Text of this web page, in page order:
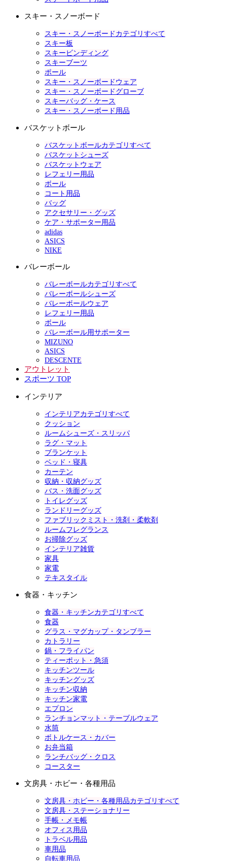
スキー・スノーボード
スキー・スノーボードカテゴリすべて
スキー板
スキービンディング
スキーブーツ
ポール
スキー・スノーボードウェア
スキー・スノーボードグローブ
スキーバッグ・ケース
スキー・スノーボード用品
バスケットボール
バスケットボールカテゴリすべて
バスケットシューズ
バスケットウェア
レフェリー用品
ボール
コート用品
バッグ
アクセサリー・グッズ
ケア・サポーター用品
adidas
ASICS
NIKE
バレーボール
バレーボールカテゴリすべて
バレーボールシューズ
バレーボールウェア
レフェリー用品
ボール
バレーボール用サポーター
MIZUNO
ASICS
DESCENTE
アウトレット
スポーツ TOP
インテリア
インテリアカテゴリすべて
クッション
ルームシューズ・スリッパ
ラグ・マット
ブランケット
ベッド・寝具
カーテン
収納・収納グッズ
バス・洗面グッズ
トイレグッズ
ランドリーグッズ
ファブリックミスト・洗剤・柔軟剤
ルームフレグランス
お掃除グッズ
インテリア雑貨
家具
家電
テキスタイル
食器・キッチン
食器・キッチンカテゴリすべて
食器
グラス・マグカップ・タンブラー
カトラリー
鍋・フライパン
ティーポット・急須
キッチンツール
キッチングッズ
キッチン収納
キッチン家電
エプロン
ランチョンマット・テーブルウェア
水筒
ボトルケース・カバー
お弁当箱
ランチバッグ・クロス
コースター
文房具・ホビー・各種用品
文房具・ホビー・各種用品カテゴリすべて
文房具・ステーショナリー
手帳・メモ帳
オフィス用品
トラベル用品
車用品
自転車用品